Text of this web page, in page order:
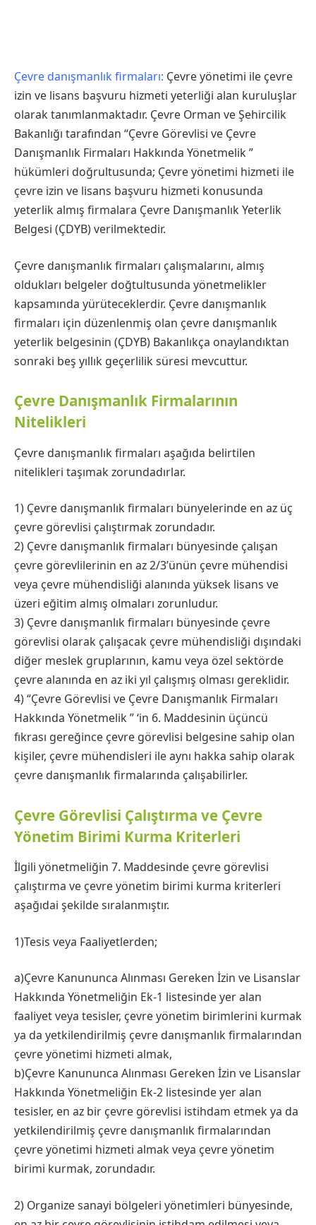
Çevre danışmanlık firmaları: Çevre yönetimi ile çevre
izin ve lisans başvuru hizmeti yeterliği alan kuruluşlar
olarak tanımlanmaktadır. Çevre Orman ve Şehircilik
Bakanlığı tarafından “Çevre Görevlisi ve Çevre
Danışmanlık Firmaları Hakkında Yönetmelik ”
hükümleri doğrultusunda; Çevre yönetimi hizmeti ile
çevre izin ve lisans başvuru hizmeti konusunda
yeterlik almış firmalara Çevre Danışmanlık Yeterlik
Belgesi (ÇDYB) verilmektedir.
Çevre danışmanlık firmaları çalışmalarını, almış
oldukları belgeler doğtultusunda yönetmelikler
kapsamında yürüteceklerdir. Çevre danışmanlık
firmaları için düzenlenmiş olan çevre danışmanlık
yeterlik belgesinin (ÇDYB) Bakanlıkça onaylandıktan
sonraki beş yıllık geçerlilik süresi mevcuttur.
Çevre Danışmanlık Firmalarının
Nitelikleri
Çevre danışmanlık firmaları aşağıda belirtilen
nitelikleri taşımak zorundadırlar.
1) Çevre danışmanlık firmaları bünyelerinde en az üç
çevre görevlisi çalıştırmak zorundadır.
2) Çevre danışmanlık firmaları bünyesinde çalışan
çevre görevlilerinin en az 2/3’ünün çevre mühendisi
veya çevre mühendisliği alanında yüksek lisans ve
üzeri eğitim almış olmaları zorunludur.
3) Çevre danışmanlık firmaları bünyesinde çevre
görevlisi olarak çalışacak çevre mühendisliği dışındaki
diğer meslek gruplarının, kamu veya özel sektörde
çevre alanında en az iki yıl çalışmış olması gereklidir.
4) “Çevre Görevlisi ve Çevre Danışmanlık Firmaları
Hakkında Yönetmelik ” ‘in 6. Maddesinin üçüncü
fıkrası gereğince çevre görevlisi belgesine sahip olan
kişiler, çevre mühendisleri ile aynı hakka sahip olarak
çevre danışmanlık firmalarında çalışabilirler.
Çevre Görevlisi Çalıştırma ve Çevre
Yönetim Birimi Kurma Kriterleri
İlgili yönetmeliğin 7. Maddesinde çevre görevlisi
çalıştırma ve çevre yönetim birimi kurma kriterleri
aşağıdai şekilde sıralanmıştır.
1)Tesis veya Faaliyetlerden;
a)Çevre Kanununca Alınması Gereken İzin ve Lisanslar
Hakkında Yönetmeliğin Ek-1 listesinde yer alan
faaliyet veya tesisler, çevre yönetim birimlerini kurmak
ya da yetkilendirilmiş çevre danışmanlık firmalarından
çevre yönetimi hizmeti almak,
b)Çevre Kanununca Alınması Gereken İzin ve Lisanslar
Hakkında Yönetmeliğin Ek-2 listesinde yer alan
tesisler, en az bir çevre görevlisi istihdam etmek ya da
yetkilendirilmiş çevre danışmanlık firmalarından
çevre yönetimi hizmeti almak veya çevre yönetim
birimi kurmak, zorundadır.
2) Organize sanayi bölgeleri yönetimleri bünyesinde,